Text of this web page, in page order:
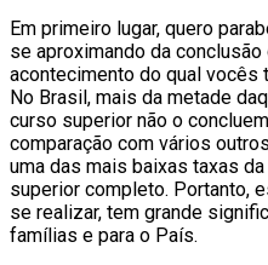
Em primeiro lugar, quero
se aproximando da
acontecimento do qual vocês
No Brasil, mais da metade
curso superior não o
comparação com vários
uma das mais baixas taxas
superior completo. Portanto,
se realizar, tem grande
famílias e para o País.